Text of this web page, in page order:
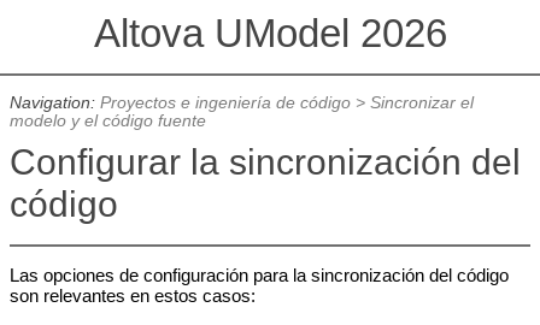
Altova UModel 2026
Navigation: Proyectos e ingeniería de código> Sincronizar el
modelo y el código fuente
Configurar la sincronización del
código
Las opciones de configuración para la sincronización del código
son relevantes en estos casos: